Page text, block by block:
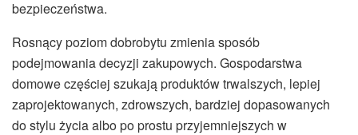
bezpieczeństwa.
Rosnący poziom dobrobytu zmienia sposób
podejmowania decyzji zakupowych. Gospodarstwa
domowe częściej szukają produktów trwalszych, lepiej
zaprojektowanych, zdrowszych, bardziej dopasowanych
do stylu życia albo po prostu przyjemniejszych w